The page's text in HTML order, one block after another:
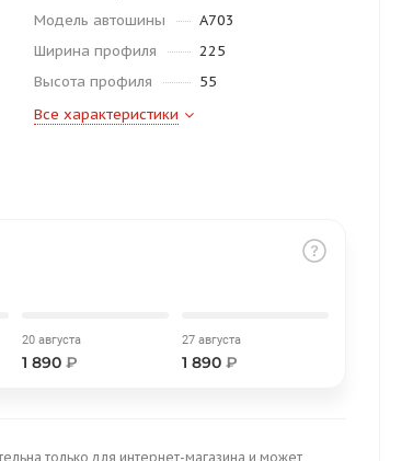
Модель автошины
A703
Ширина профиля
225
Высота профиля
55
Все характеристики
20 августа
1 890 ₽
27 августа
1 890 ₽
только для интернет-магазина и может